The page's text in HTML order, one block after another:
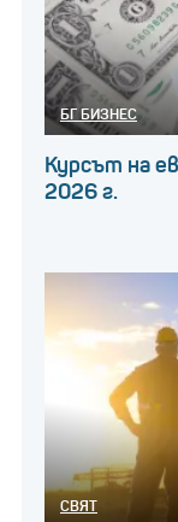
БГ БИЗНЕС
Курсът на
2026 г.
СВЯТ